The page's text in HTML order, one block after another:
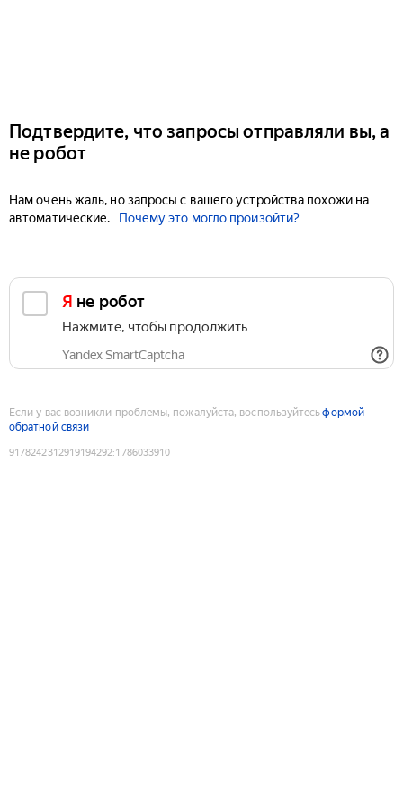
Подтвердите, что запросы отправляли вы, а
не робот
Нам очень жаль, но запросы с вашего устройства похожи на
автоматические.
Почему это могло произойти?
Я не робот
Нажмите, чтобы продолжить
Yandex SmartCaptcha
Если у вас возникли проблемы, пожалуйста, воспользуйтесьформой
обратной связи
9178242312919194292:1786033910